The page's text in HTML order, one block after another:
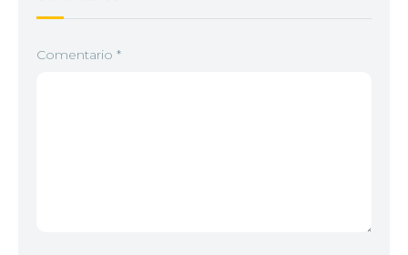
Comentario *